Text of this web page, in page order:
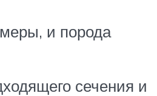
и порода
сечения и